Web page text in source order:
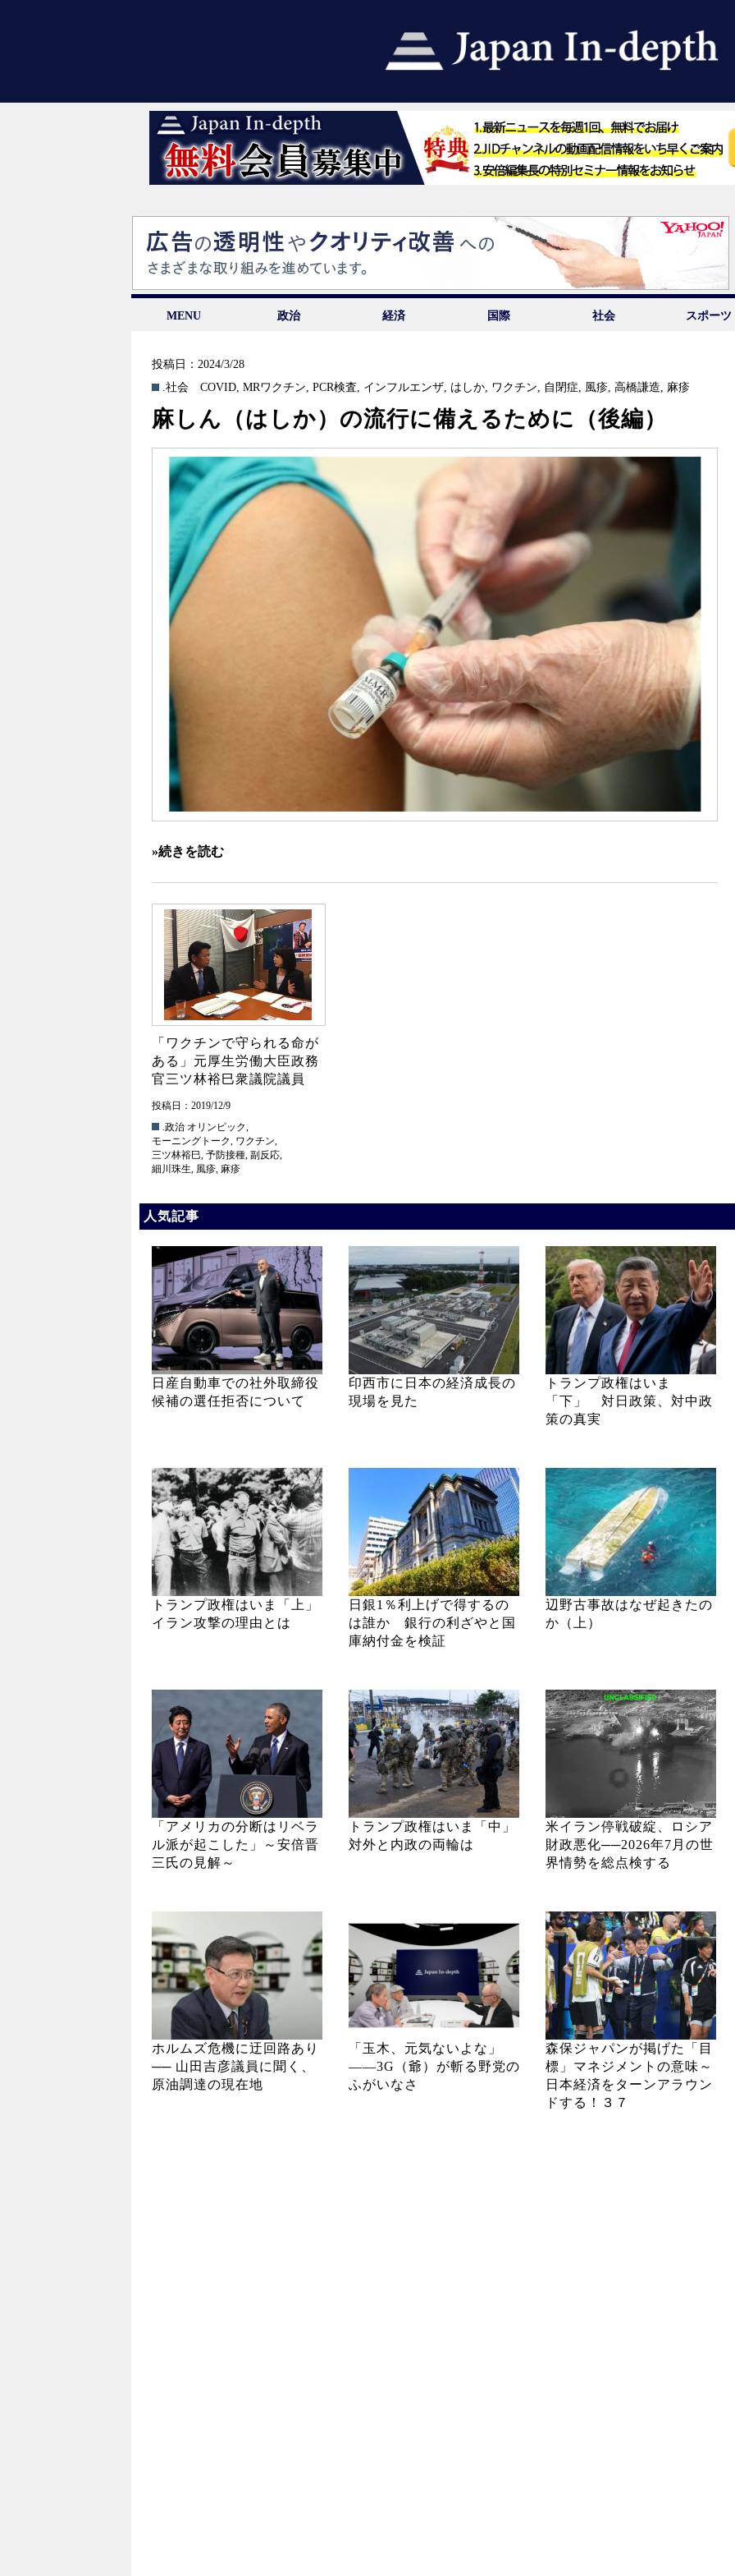
MENU 政治 経済 国際 社会 スポーツ
投稿日：2024/3/28
.社会
COVID,MRワクチン,PCR検査, インフルエンザ, はしか, ワクチン, 自閉症, 風疹,高橋謙造, 麻疹
麻しん（はしか）の流行に備えるために（後編）
»続きを読む
「ワクチンで守られる命が
ある」元厚生労働大臣政務
官三ツ林裕巳衆議院議員
投稿日：2019/12/9
.政治 オリンピック,
モーニングトーク, ワクチン,
三ツ林裕巳, 予防接種, 副反応,
細川珠生, 風疹, 麻疹
人気記事
日産自動車での社外取締役
候補の選任拒否について
印西市に日本の経済成長の
現場を見た
トランプ政権はいま
「下」 対日政策、対中政
策の真実
トランプ政権はいま「上」
イラン攻撃の理由とは
日銀1％利上げで得するの
は誰か 銀行の利ざやと国
庫納付金を検証
辺野古事故はなぜ起きたの
か（上）
「アメリカの分断はリベラ
ル派が起こした」～安倍晋
三氏の見解～
トランプ政権はいま「中」
対外と内政の両輪は
米イラン停戦破綻、ロシア
財政悪化──2026年7月の世
界情勢を総点検する
ホルムズ危機に迂回路あり
── 山田吉彦議員に聞く、
原油調達の現在地
「玉木、元気ないよな」
――3G（爺）が斬る野党の
ふがいなさ
森保ジャパンが掲げた「目
標」マネジメントの意味～
日本経済をターンアラウン
ドする！３７